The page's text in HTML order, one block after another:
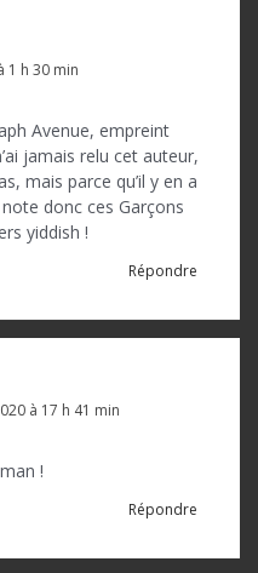
1 h 30 min
Avenue, empreint
jamais relu cet auteur,
mais parce qu’il y en a
donc ces Garçons
yiddish !
Répondre
à 17 h 41 min
!
Répondre